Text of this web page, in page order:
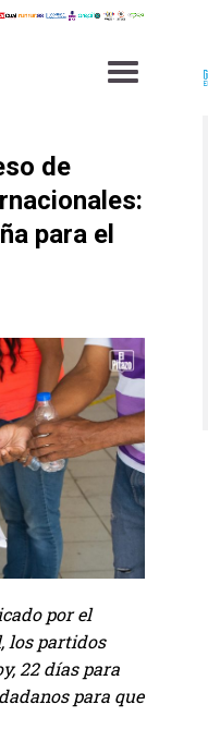
de
para el
por el
los partidos
22 días para
para que